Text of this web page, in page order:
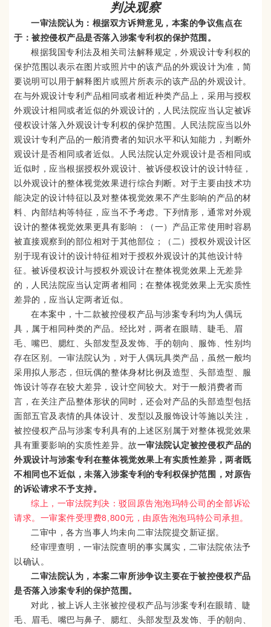
判决观察
一审法院认为：根据双方诉辩意见，本案的争议焦点在
于：被控侵权产品是否落入涉案专利权的保护范围。
根据我国专利法及相关司法解释规定，外观设计专利权的
保护范围以表示在图片或照片中的该产品的外观设计为准，简
要说明可以用于解释图片或照片所表示的该产品的外观设计。
在与外观设计专利产品相同或者相近种类产品上，采用与授权
外观设计相同或者近似的外观设计的，人民法院应当认定被诉
侵权设计落入外观设计专利权的保护范围。人民法院应当以外
观设计专利产品的一般消费者的知识水平和认知能力，判断外
观设计是否相同或者近似。人民法院认定外观设计是否相同或
近似时，应当根据授权外观设计、被诉侵权设计的设计特征，
以外观设计的整体视觉效果进行综合判断。对于主要由技术功
能决定的设计特征以及对整体视觉效果不产生影响的产品的材
料、内部结构等特征，应当不予考虑。下列情形，通常对外观
设计的整体视觉效果更具有影响：（一）产品正常使用时容易
被直接观察到的部位相对于其他部位；（二）授权外观设计区
别于现有设计的设计特征相对于授权外观设计的其他设计特
征。被诉侵权设计与授权外观设计在整体视觉效果上无差异
的，人民法院应当认定两者相同；在整体视觉效果上无实质性
差异的，应当认定两者近似。
在本案中，十二款被控侵权产品与涉案专利均为人偶玩
具，属于相同种类的产品。经比对，两者在眼睛、睫毛、眉
毛、嘴巴、腮红、头部发型及发饰、手的朝向、服饰、性别均
存在区别。一审法院认为，对于人偶玩具类产品，虽然一般均
采用拟人形态，但玩偶的整体身材比例及造型、头部造型、服
饰设计等存在较大差异，设计空间较大。对于一般消费者而
言，在关注产品整体形状的同时，还会对产品的头部造型包括
面部五官及表情的具体设计、发型以及服饰设计等施以关注，
被控侵权产品与涉案专利具有的上述区别属于对整体视觉效果
具有重要影响的实质性差异。故一审法院认定被控侵权产品的
外观设计与涉案专利在整体视觉效果上有实质性差异，两者既
不相同也不近似，未落入涉案专利的专利权保护范围，对原告
的诉讼请求不予支持。
综上，一审法院判决：驳回原告泡泡玛特公司的全部诉讼
请求。一审案件受理费8,800元，由原告泡泡玛特公司承担。
二审中，各方当事人均未向二审法院提交新证据。
经审理查明，一审法院查明的事实属实，二审法院依法予
以确认。
二审法院认为，本案二审所涉争议主要在于被控侵权产品
是否落入涉案专利的保护范围。
对此，被上诉人主张被控侵权产品与涉案专利在眼睛、睫
毛、眉毛、嘴巴与鼻子、腮红、头部发型及发饰、手的朝向、